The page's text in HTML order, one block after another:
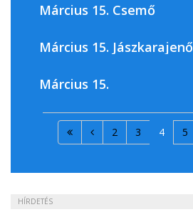
Március 15. Csemő
Március 15. Jászkarajenő
Március 15.
2 3 4 5
HÍRDETÉS